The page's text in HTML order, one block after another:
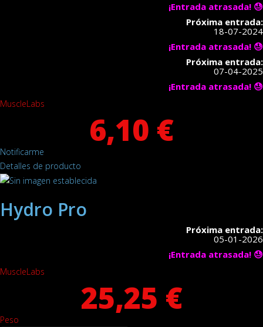
¡Entrada atrasada! 😓
Próxima entrada:
18-07-2024
¡Entrada atrasada! 😓
Próxima entrada:
07-04-2025
¡Entrada atrasada! 😓
MuscleLabs
6,10 €
Notificarme
Detalles de producto
Hydro Pro
Próxima entrada:
05-01-2026
¡Entrada atrasada! 😓
MuscleLabs
25,25 €
Peso